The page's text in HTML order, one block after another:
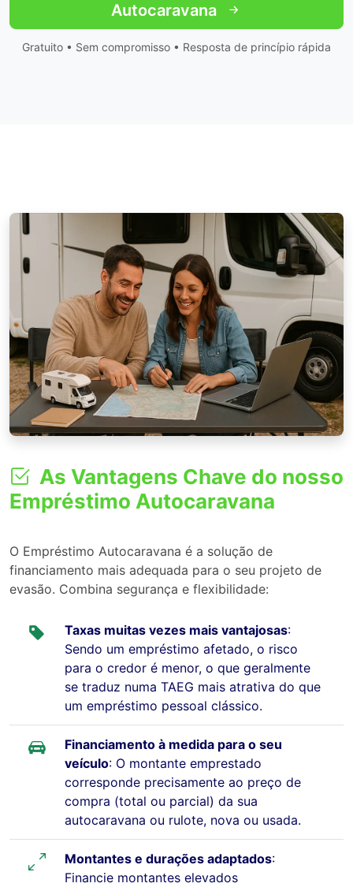
Autocaravana
Gratuito • Sem compromisso • Resposta de princípio rápida
As Vantagens Chave do nosso
Empréstimo Autocaravana
O Empréstimo Autocaravana é a solução de
financiamento mais adequada para o seu projeto de
evasão. Combina segurança e flexibilidade:
Taxas muitas vezes mais vantajosas:
Sendo um empréstimo afetado, o risco
para o credor é menor, o que geralmente
se traduz numa TAEG mais atrativa do que
um empréstimo pessoal clássico.
Financiamento à medida para o seu
veículo: O montante emprestado
corresponde precisamente ao preço de
compra (total ou parcial) da sua
autocaravana ou rulote, nova ou usada.
Montantes e durações adaptados:
Financie montantes elevados